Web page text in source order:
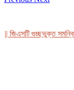
গুচ্ছভুক্ত সমন্বিত